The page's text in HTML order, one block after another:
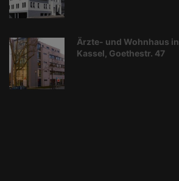
Ärzte- und Wohnhaus in
Kassel, Goethestr. 47